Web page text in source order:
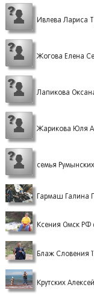
Ивлева Лариса
Жогова Елена
Лапикова
Жарикова Юля
семья
Гармаш Галина
Ксения Омск РФ
Блаж Словения
Крутских